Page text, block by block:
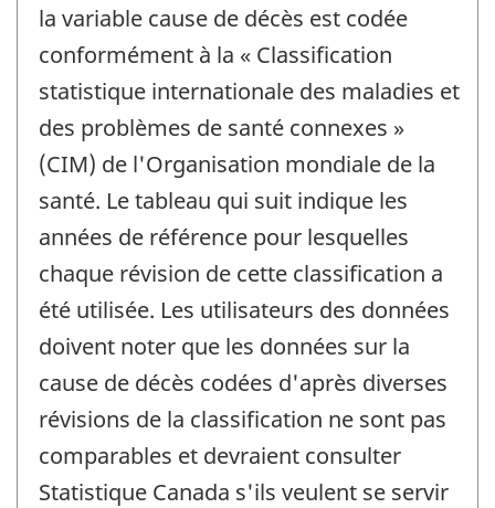
la variable cause de décès est codée
conformément à la « Classification
statistique internationale des maladies et
des problèmes de santé connexes »
(CIM) de l'Organisation mondiale de la
santé. Le tableau qui suit indique les
années de référence pour lesquelles
chaque révision de cette classification a
été utilisée. Les utilisateurs des données
doivent noter que les données sur la
cause de décès codées d'après diverses
révisions de la classification ne sont pas
comparables et devraient consulter
Statistique Canada s'ils veulent se servir